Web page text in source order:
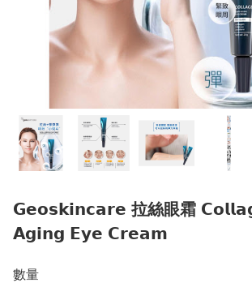
𝗚𝗲𝗼𝘀𝗸𝗶𝗻𝗰𝗮𝗿𝗲 拉絲眼霜
𝗔𝗴𝗶𝗻𝗴 𝗘𝘆𝗲 𝗖𝗿𝗲𝗮𝗺
數量